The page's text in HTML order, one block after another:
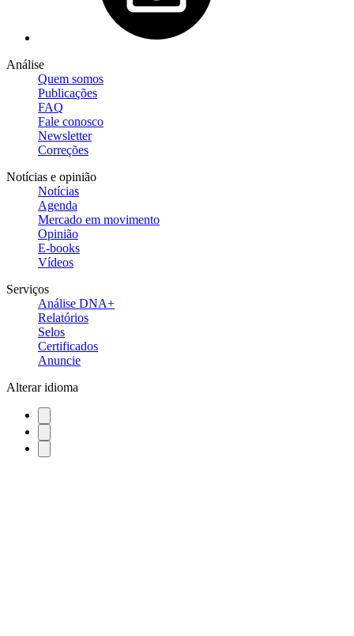
Análise
Quem somos
Publicações
FAQ
Fale conosco
Newsletter
Correções
Notícias e opinião
Notícias
Agenda
Mercado em movimento
Opinião
E-books
Vídeos
Serviços
Análise DNA+
Relatórios
Selos
Certificados
Anuncie
Alterar idioma